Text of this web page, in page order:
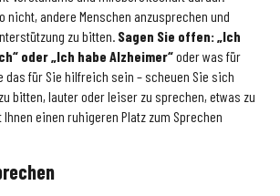
nicht, andere Menschen anzusprechen und
zu bitten. Sagen Sie offen: „Ich
oder „Ich habe Alzheimer“oder was für
das für Sie hilfreich sein – scheuen Sie sich
bitten, lauter oder leiser zu sprechen, etwas zu
einen ruhigeren Platz zum Sprechen